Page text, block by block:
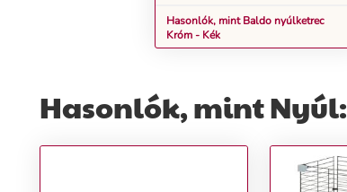
Hasonlók, mint Baldo nyúlketrec
Króm - Kék
Hasonlók, mint Nyúl: